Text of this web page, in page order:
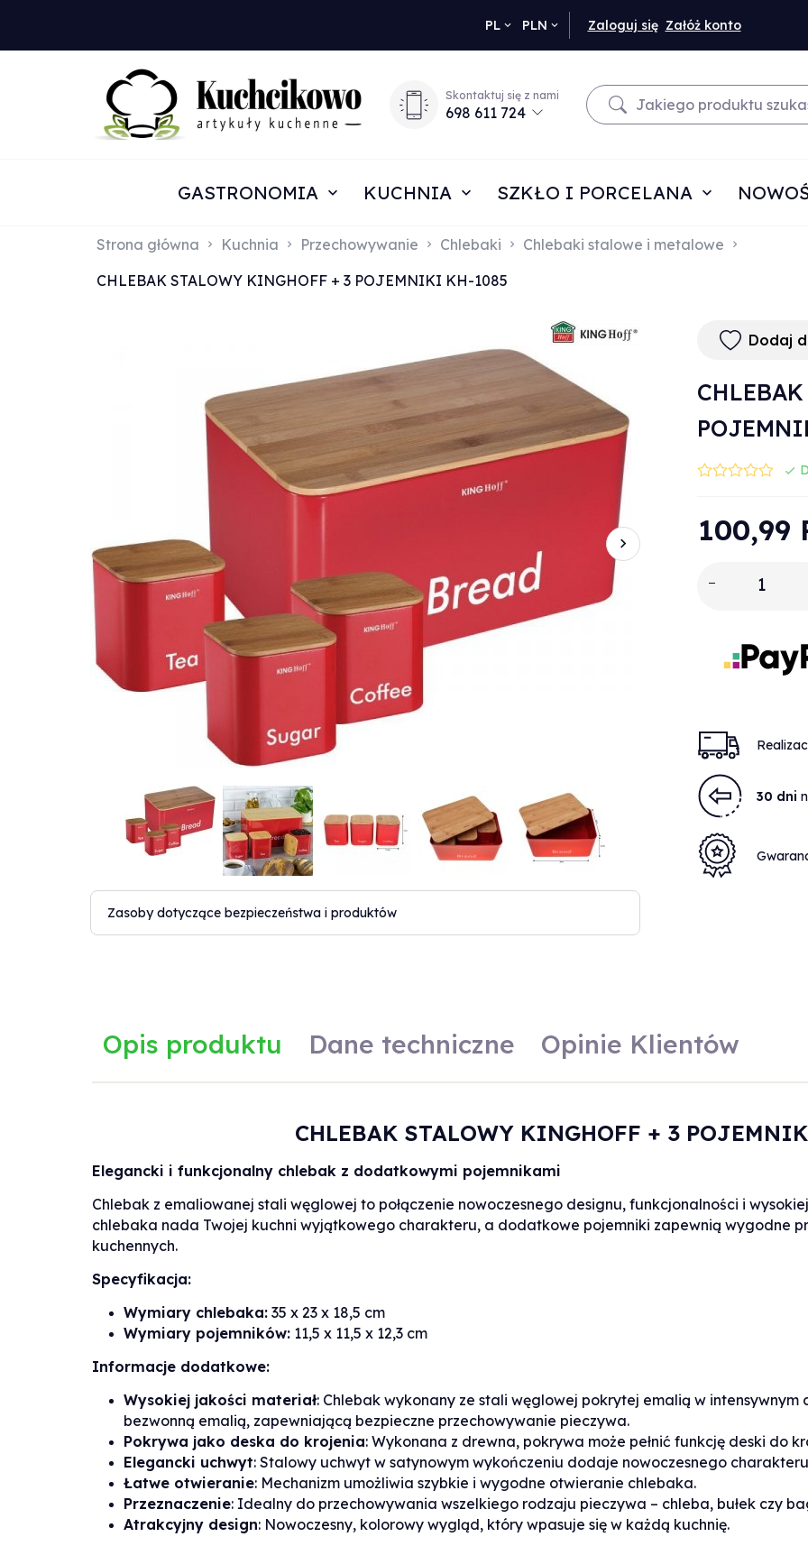
PL currency_h
PLN Zaloguj się Załóż konto
Skontaktuj się z nami
698 611 724
GASTRONOMIA KUCHNIA SZKŁO I PORCELANA
Strona główna Kuchnia Przechowywanie Chlebaki
Chlebaki stalowe i metalowe
CHLEBAK STALOWY KINGHOFF + 3 POJEMNIKI KH-1085
Zasoby dotyczące bezpieczeństwa i produktów
Dodaj
100,99
30 dni
Opis produktu Dane techniczne Opinie Klientów
CHLEBAK STALOWY KINGHOFF + 3
Elegancki i funkcjonalny chlebak z dodatkowymi pojemnikami
Chlebak z emaliowanej stali węglowej to połączenie nowoczesnego designu, funkcjonalności i
chlebaka nada Twojej kuchni wyjątkowego charakteru, a dodatkowe pojemniki zapewnią wygodne
kuchennych.
Specyfikacja:
Wymiary chlebaka: 35 x 23 x 18,5 cm
Wymiary pojemników: 11,5 x 11,5 x 12,3 cm
Informacje dodatkowe:
Wysokiej jakości materiał: Chlebak wykonany ze stali węglowej pokrytej emalią w
bezwonną emalią, zapewniającą bezpieczne przechowywanie pieczywa.
Pokrywa jako deska do krojenia: Wykonana z drewna, pokrywa może pełnić funkcję deski do
Elegancki uchwyt: Stalowy uchwyt w satynowym wykończeniu dodaje nowoczesnego
Łatwe otwieranie: Mechanizm umożliwia szybkie i wygodne otwieranie chlebaka.
Przeznaczenie: Idealny do przechowywania wszelkiego rodzaju pieczywa – chleba, bułek czy
Atrakcyjny design: Nowoczesny, kolorowy wygląd, który wpasuje się w każdą kuchnię.